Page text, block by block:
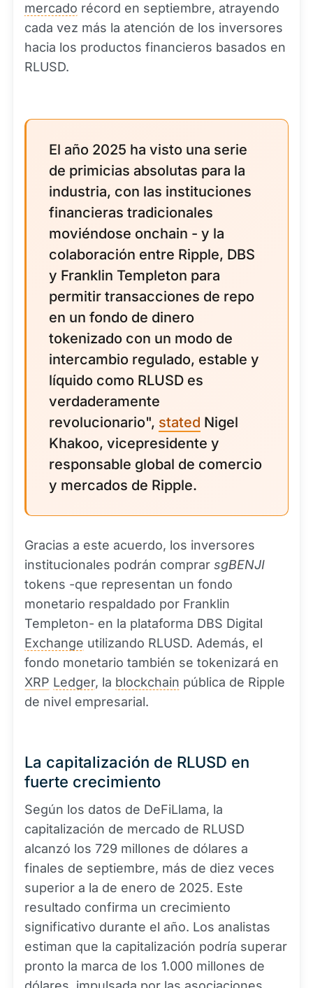
mercado récord en septiembre, atrayendo
cada vez más la atención de los inversores
hacia los productos financieros basados en
RLUSD.
El año 2025 ha visto una serie
de primicias absolutas para la
industria, con las instituciones
financieras tradicionales
moviéndose onchain - y la
colaboración entre Ripple, DBS
y Franklin Templeton para
permitir transacciones de repo
en un fondo de dinero
tokenizado con un modo de
intercambio regulado, estable y
líquido como RLUSD es
verdaderamente
revolucionario", stated Nigel
Khakoo, vicepresidente y
responsable global de comercio
y mercados de Ripple.
Gracias a este acuerdo, los inversores
institucionales podrán comprar sgBENJI
tokens -que representan un fondo
monetario respaldado por Franklin
Templeton- en la plataforma DBS Digital
Exchange utilizando RLUSD. Además, el
fondo monetario también se tokenizará en
XRP Ledger, la blockchain pública de Ripple
de nivel empresarial.
La capitalización de RLUSD en
fuerte crecimiento
Según los datos de DeFiLlama, la
capitalización de mercado de RLUSD
alcanzó los 729 millones de dólares a
finales de septiembre, más de diez veces
superior a la de enero de 2025. Este
resultado confirma un crecimiento
significativo durante el año. Los analistas
estiman que la capitalización podría superar
pronto la marca de los 1.000 millones de